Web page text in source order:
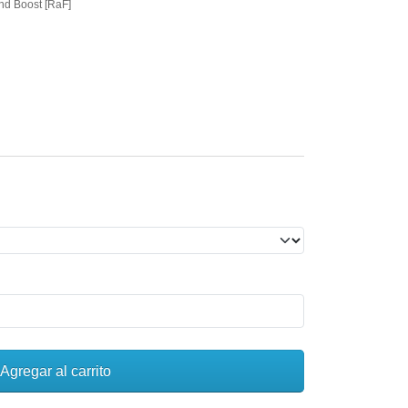
Boost [RaF]
Agregar al carrito